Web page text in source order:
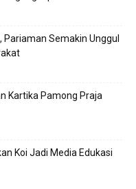
Semakin Unggul
Kartika Pamong Praja
Koi Jadi Media Edukasi